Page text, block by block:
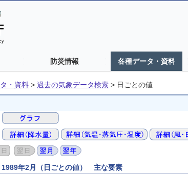
防災情報 各種データ・資料
・資料 > 過去の気象データ検索 > 日ごとの値
年2月（日ごとの値） 主な要素